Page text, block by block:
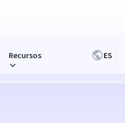
Recursos ES